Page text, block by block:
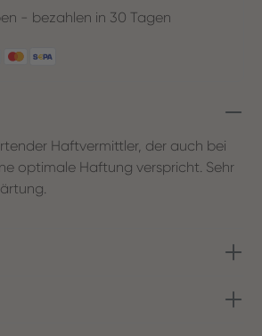
- bezahlen in 30 Tagen
Haftvermittler, der auch bei
optimale Haftung verspricht. Sehr